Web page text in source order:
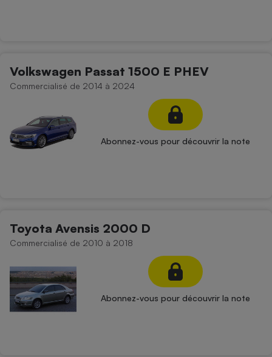
Volkswagen Passat 1500 E PHEV
Commercialisé de 2014 à 2024
Abonnez-vous pour découvrir la note
Toyota Avensis 2000 D
Commercialisé de 2010 à 2018
Abonnez-vous pour découvrir la note